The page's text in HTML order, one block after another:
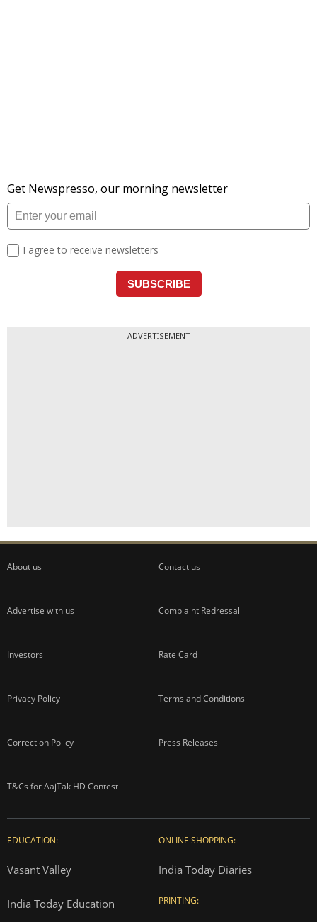
ADVERTISEMENT
About us Contact us
Advertise with us Complaint Redressal
Investors Rate Card
Privacy Policy Terms and Conditions
Correction Policy Press Releases
T&Cs for AajTak HD Contest
EDUCATION:
Vasant Valley
India Today Education
ONLINE SHOPPING:
India Today Diaries
PRINTING: